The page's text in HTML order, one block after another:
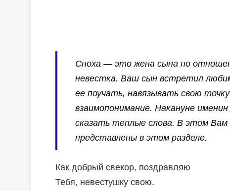
Сноха — это жена сына по
невестка. Ваш сын встретил
ее поучать, навязывать свою
взаимопонимание. Накануне
сказать теплые слова. В этом
представлены в этом разделе.
Как добрый свекор, поздравляю
Тебя, невестушку свою.